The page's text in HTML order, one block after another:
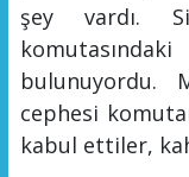
şey vardı.
bulunuyordu.
cephesi
kabul ettiler,